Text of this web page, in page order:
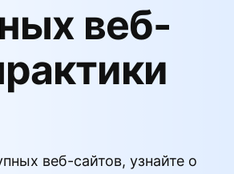
веб-
веб-сайтов, узнайте о